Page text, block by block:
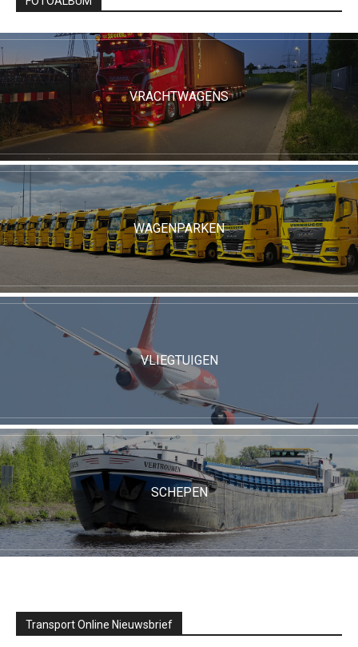
VRACHTWAGENS
WAGENPARKEN
VLIEGTUIGEN
SCHEPEN
Transport Online Nieuwsbrief